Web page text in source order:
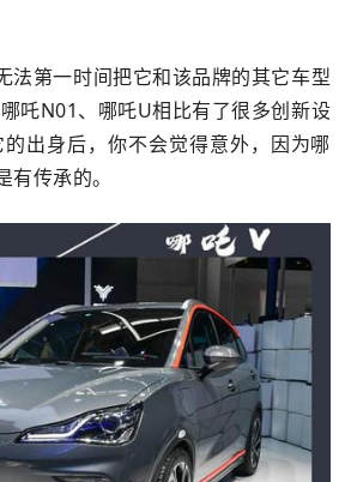
第一时间把它和该品牌的其它车型
吒N01、哪吒U相比有了很多创新设
出身后，你不会觉得意外，因为哪
传承的。